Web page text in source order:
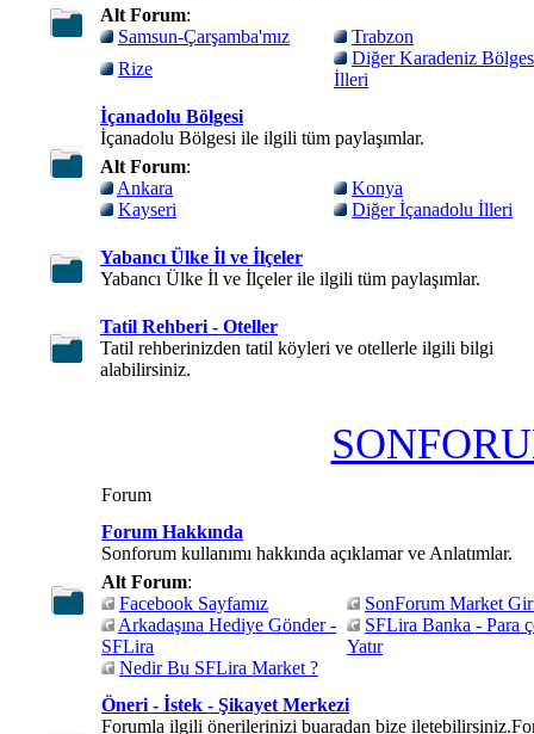
Alt Forum:
Samsun-Çarşamba'mız
Trabzon
Rize
Diğer Karadeniz
İlleri
İçanadolu Bölgesi
İçanadolu Bölgesi ile ilgili tüm paylaşımlar.
Alt Forum:
Ankara
Konya
Kayseri
Diğer İçanadolu İlleri
Yabancı Ülke İl ve İlçeler
Yabancı Ülke İl ve İlçeler ile ilgili tüm paylaşımlar.
Tatil Rehberi - Oteller
Tatil rehberinizden tatil köyleri ve otellerle ilgili bilgi
alabilirsiniz.
Forum
Forum Hakkında
Sonforum kullanımı hakkında açıklamar ve Anlatımlar.
Alt Forum:
Facebook Sayfamız
SonForum Market
Arkadaşına Hediye Gönder -
SFLira
SFLira Banka - Para
Yatır
Nedir Bu SFLira Market ?
Öneri - İstek - Şikayet Merkezi
Forumla ilgili önerilerinizi buaradan bize